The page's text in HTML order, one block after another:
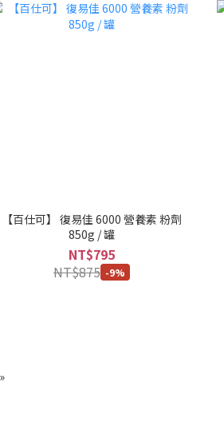
【百仕可】 復易佳 6000 營養素 粉劑
850g / 罐
NT$795
NT$875 -9%
»